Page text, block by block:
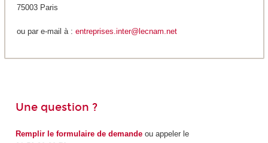
75003 Paris
ou par e-mail à : entreprises.inter@lecnam.net
Une question ?
Remplir le formulaire de demandeou appeler le